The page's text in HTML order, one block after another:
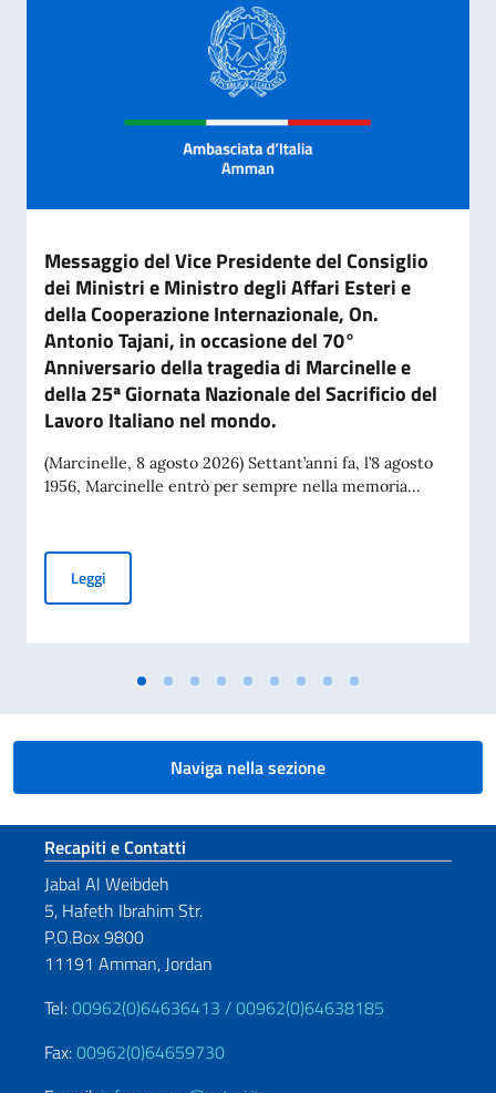
Messaggio del Vice Presidente del Consiglio
dei Ministri e Ministro degli Affari Esteri e
della Cooperazione Internazionale, On.
Antonio Tajani, in occasione del 70°
Anniversario della tragedia di Marcinelle e
della 25ª Giornata Nazionale del Sacrificio del
Lavoro Italiano nel mondo.
(Marcinelle, 8 agosto 2026) Settant’anni fa, l’8 agosto
1956, Marcinelle entrò per sempre nella memoria...
LeggiMessaggio del Vice Presidente del Consiglio dei Ministri e
Naviga nella sezione
Sezione footer
Recapiti e Contatti
Jabal Al Weibdeh
5, Hafeth Ibrahim Str.
P.O.Box 9800
11191 Amman, Jordan
Tel:00962(0)64636413 /00962(0)64638185
Fax:00962(0)64659730